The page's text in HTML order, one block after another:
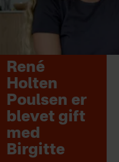
René
Holten
Poulsen er
blevet gift
med
Birgitte